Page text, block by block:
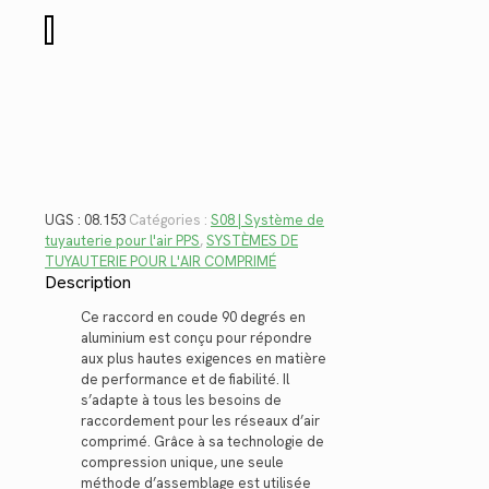
de
UGS : 08.153 Catégories : S08 | Système de
tuyauterie pour l'air PPS,SYSTÈMES DE
TUYAUTERIE POUR L'AIR COMPRIMÉ
Description
Ce raccord en coude 90 degrés en
aluminium est conçu pour répondre
aux plus hautes exigences en matière
de performance et de fiabilité. Il
s’adapte à tous les besoins de
raccordement pour les réseaux d’air
comprimé. Grâce à sa technologie de
compression unique, une seule
méthode d’assemblage est utilisée